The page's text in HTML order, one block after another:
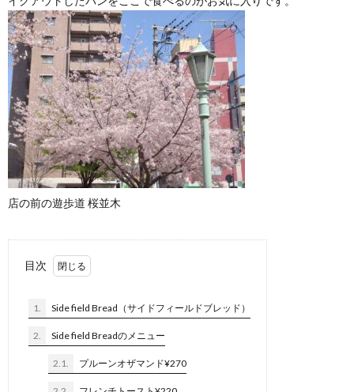
店の前の遊歩道 桜並木
目次
1. Side field Bread（サイドフィールドブレッド）
2. Side field Breadのメニュー
2.1. プルーンオザマンド¥270